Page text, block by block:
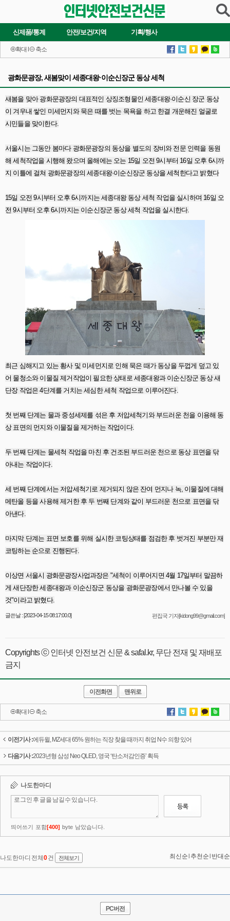
신제품/통계 안전/보건/지역 기획/행사
확대 축소
광화문광장, 새봄맞이 세종대왕·이순신장군 동상 세척
새봄을 맞아 광화문광장의 대표적인 상징조형물인 세종대왕·이순신 장군 동상
이 겨우내 쌓인 미세먼지와 묵은 때를 벗는 목욕을 하고 한결 개운해진 얼굴로
시민들을 맞이한다.
서울시는 그동안 봄마다 광화문광장의 동상을 별도의 장비와 전문 인력을 동원
해 세척작업을 시행해 왔으며 올해에는 오는 15일 오전 9시부터 16일 오후 6시까
지 이틀에 걸쳐 광화문광장의 세종대왕·이순신장군 동상을 세척한다고 밝혔다
15일 오전 9시부터 오후 6시까지는 세종대왕 동상 세척 작업을 실시하며 16일 오
전 9시부터 오후 6시까지는 이순신장군 동상 세척 작업을 실시한다.
최근 심해지고 있는 황사 및 미세먼지로 인해 묵은 때가 동상을 두껍게 덮고 있
어 물청소와 이물질 제거작업이 필요한 상태로 세종대왕과 이순신장군 동상 새
단장 작업은 4단계를 거치는 세심한 세척 작업으로 이루어진다.
첫 번째 단계는 물과 중성세제를 섞은 후 저압세척기와 부드러운 천을 이용해 동
상 표면의 먼지와 이물질을 제거하는 작업이다.
두 번째 단계는 물세척 작업을 마친 후 건조된 부드러운 천으로 동상 표면을 닦
아내는 작업이다.
세 번째 단계에서는 저압세척기로 제거되지 않은 잔여 먼지나 녹, 이물질에 대해
메탄올 등을 사용해 제거한 후 두 번째 단계와 같이 부드러운 천으로 표면을 닦
아낸다.
마지막 단계는 표면 보호를 위해 실시한 코팅상태를 점검한 후 벗겨진 부분만 재
코팅하는 순으로 진행된다.
이상면 서울시 광화문광장사업과장은 "세척이 이루어지면 4월 17일부터 말끔하
게 새단장한 세종대왕과 이순신장군 동상을 광화문광장에서 만나볼 수 있을
것"이라고 밝혔다.
글쓴날 : [2023-04-15 08:17:00.0] 편집국 기자[kidong99@gmail.com]
Copyrights ⓒ 인터넷 안전보건 신문 & safal.kr, 무단 전재 및 재배포
금지
이전화면 맨위로
확대 축소
이전기사 :에듀윌, MZ세대 65% 원하는 직장 찾을 때까지 취업 N수 의향 있어
다음기사 :2023년형 삼성 Neo QLED, 영국 ‘탄소저감인증’ 획득
PC버전